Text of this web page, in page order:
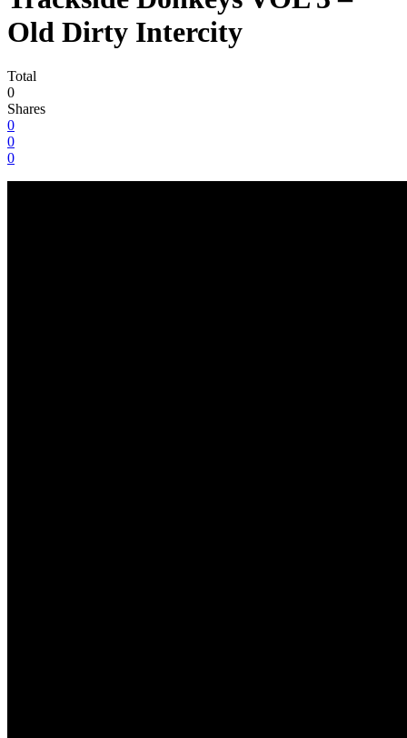
Old Dirty Intercity
Total
0
Shares
0
0
0